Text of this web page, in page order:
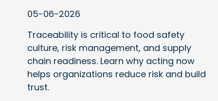
05-06-2026
Traceability is critical to food safety
culture, risk management, and supply
chain readiness. Learn why acting now
helps organizations reduce risk and build
trust.